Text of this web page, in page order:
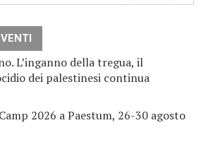
L’inganno della tregua, il
dei palestinesi continua
2026 a Paestum, 26-30 agosto